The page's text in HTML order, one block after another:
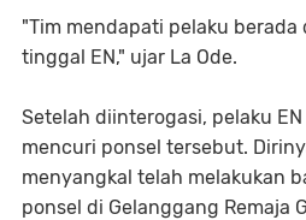
"Tim mendapati pelaku
tinggal EN," ujar La Ode.
Setelah diinterogasi, pelaku
mencuri ponsel tersebut.
menyangkal telah melakukan
ponsel di Gelanggang Remaja